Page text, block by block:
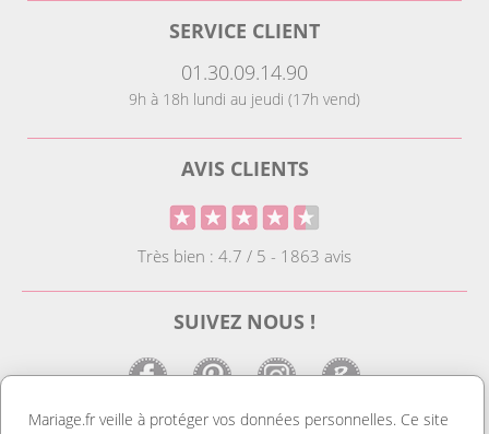
SERVICE CLIENT
01.30.09.14.90
9h à 18h lundi au jeudi (17h vend)
AVIS CLIENTS
Très bien : 4.7 / 5 - 1863 avis
SUIVEZ NOUS !
Mariage.fr veille à protéger vos données personnelles. Ce site